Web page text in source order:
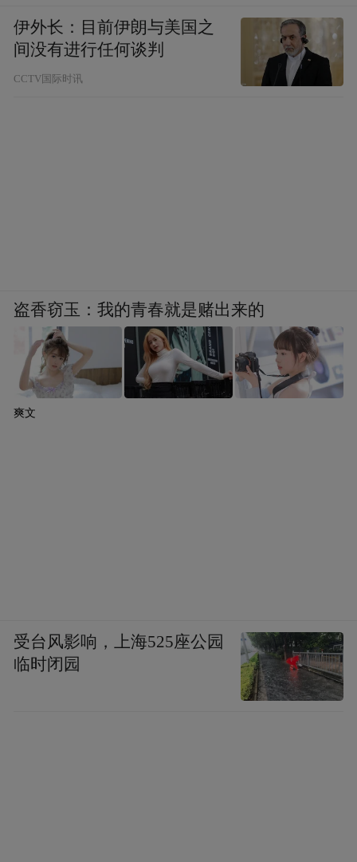
伊外长：目前伊朗与美国之
间没有进行任何谈判
CCTV国际时讯
盗香窃玉：我的青春就是赌出来的
爽文
受台风影响，上海525座公园
临时闭园